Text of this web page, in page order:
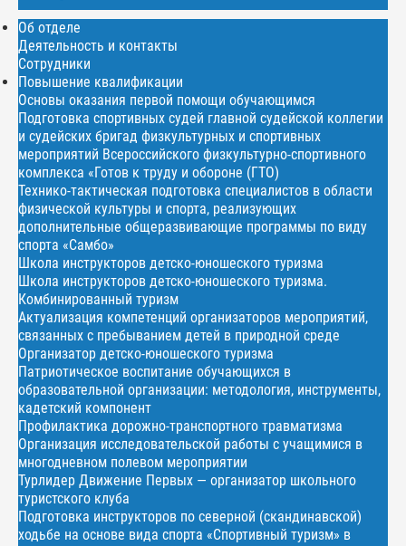
Об отделе
Деятельность и контакты
Сотрудники
Повышение квалификации
Основы оказания первой помощи обучающимся
Подготовка спортивных судей главной судейской коллегии
и судейских бригад физкультурных и спортивных
мероприятий Всероссийского физкультурно-спортивного
комплекса «Готов к труду и обороне (ГТО)
Технико-тактическая подготовка специалистов в области
физической культуры и спорта, реализующих
дополнительные общеразвивающие программы по виду
спорта «Самбо»
Школа инструкторов детско-юношеского туризма
Школа инструкторов детско-юношеского туризма.
Комбинированный туризм
Актуализация компетенций организаторов мероприятий,
связанных с пребыванием детей в природной среде
Организатор детско-юношеского туризма
Патриотическое воспитание обучающихся в
образовательной организации: методология, инструменты,
кадетский компонент
Профилактика дорожно-транспортного травматизма
Организация исследовательской работы с учащимися в
многодневном полевом мероприятии
Турлидер Движение Первых — организатор школьного
туристского клуба
Подготовка инструкторов по северной (скандинавской)
ходьбе на основе вида спорта «Спортивный туризм» в